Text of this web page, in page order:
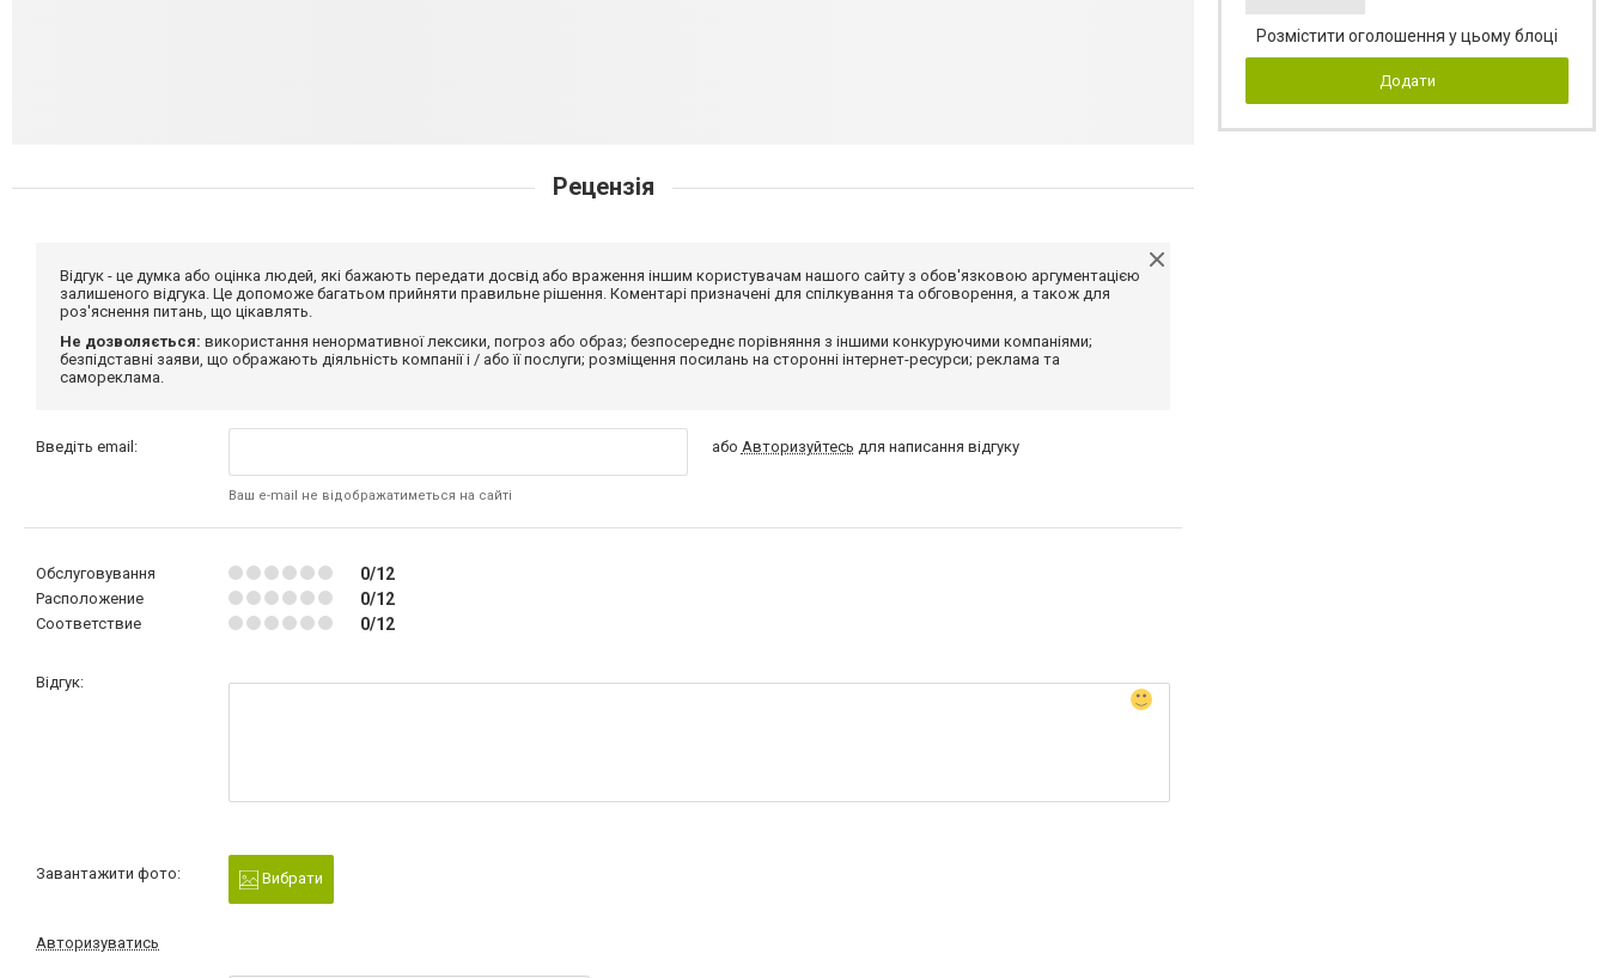
Рецензія
Відгук - це думка або оцінка людей, які бажають передати досвід або враження іншим користувачам нашого сайту з обов'язковою аргументацією
залишеного відгука. Це допоможе багатьом прийняти правильне рішення. Коментарі призначені для спілкування та обговорення, а також для
роз'яснення питань, що цікавлять.
Не дозволяється: використання ненормативної лексики, погроз або образ; безпосереднє порівняння з іншими конкуруючими компаніями;
безпідставні заяви, що ображають діяльність компанії і / або її послуги; розміщення посилань на сторонні інтернет-ресурси; реклама та
самореклама.
Введіть email:
Ваш e-mail не відображатиметься на сайті
або Авторизуйтесь для написання відгуку
Обслуговування 0/12
Расположение 0/12
Соответствие 0/12
Відгук:
Завантажити фото: Вибрати
Авторизуватись
Розмістити оголошення у цьому блоці
Додати